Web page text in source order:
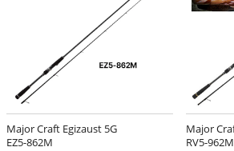
Major Craft Egizaust 5G
EZ5-862M
Major
RV5-